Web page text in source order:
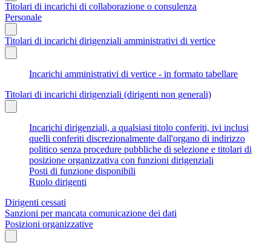
Titolari di incarichi di collaborazione o consulenza
Personale
Titolari di incarichi dirigenziali amministrativi di vertice
Incarichi amministrativi di vertice - in formato tabellare
Titolari di incarichi dirigenziali (dirigenti non generali)
Incarichi dirigenziali, a qualsiasi titolo conferiti, ivi inclusi
quelli conferiti discrezionalmente dall'organo di indirizzo
politico senza procedure pubbliche di selezione e titolari di
posizione organizzativa con funzioni dirigenziali
Posti di funzione disponibili
Ruolo dirigenti
Dirigenti cessati
Sanzioni per mancata comunicazione dei dati
Posizioni organizzative